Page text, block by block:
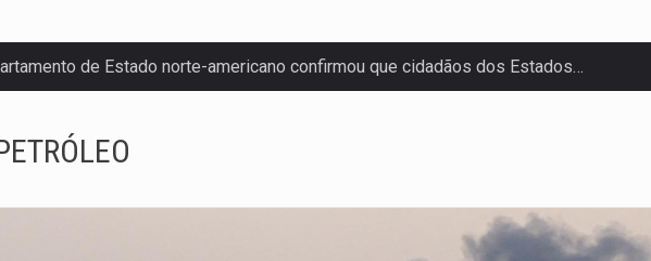
de Estado norte-americano confirmou que cidadãos dos Estados…
representa um marco para a astronomia moderna. Embora…
as autoridades canadianas, mais de 200 incêndios florestais continuam…